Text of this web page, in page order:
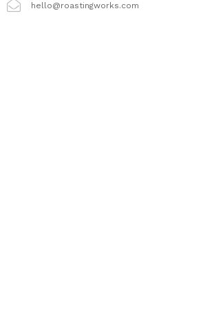
hello@roastingworks.com